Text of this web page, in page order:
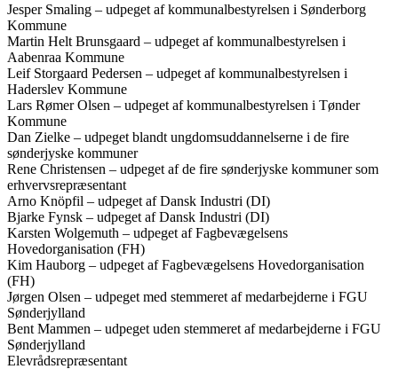
Jesper Smaling – udpeget af kommunalbestyrelsen i Sønderborg
Kommune
Martin Helt Brunsgaard – udpeget af kommunalbestyrelsen i
Aabenraa Kommune
Leif Storgaard Pedersen – udpeget af kommunalbestyrelsen i
Haderslev Kommune
Lars Rømer Olsen – udpeget af kommunalbestyrelsen i Tønder
Kommune
Dan Zielke – udpeget blandt ungdomsuddannelserne i de fire
sønderjyske kommuner
Rene Christensen – udpeget af de fire sønderjyske kommuner som
erhvervsrepræsentant
Arno Knöpfil – udpeget af Dansk Industri (DI)
Bjarke Fynsk – udpeget af Dansk Industri (DI)
Karsten Wolgemuth – udpeget af Fagbevægelsens
Hovedorganisation (FH)
Kim Hauborg – udpeget af Fagbevægelsens Hovedorganisation
(FH)
Jørgen Olsen – udpeget med stemmeret af medarbejderne i FGU
Sønderjylland
Bent Mammen – udpeget uden stemmeret af medarbejderne i FGU
Sønderjylland
Elevrådsrepræsentant